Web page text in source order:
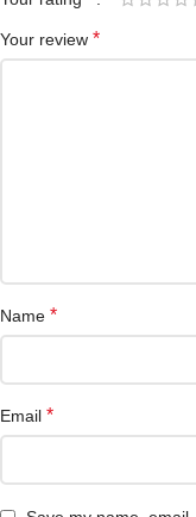
Your review *
Name *
Email *